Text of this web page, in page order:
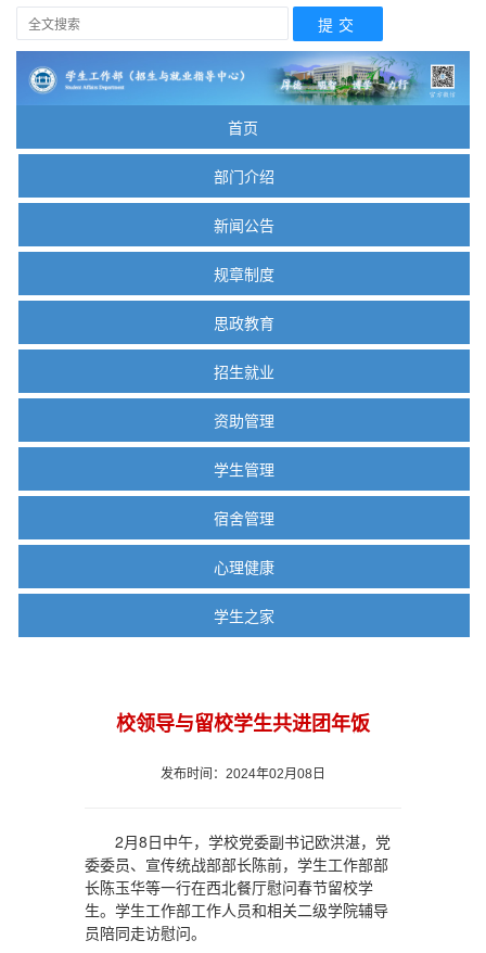
首页
部门介绍
新闻公告
规章制度
思政教育
招生就业
资助管理
学生管理
宿舍管理
心理健康
学生之家
校领导与留校学生共进团年饭
发布时间：2024年02月08日
2月8日中午，学校党委副书记欧洪湛，党
委委员、宣传统战部部长陈前，学生工作部部
长陈玉华等一行在西北餐厅慰问春节留校学
生。学生工作部工作人员和相关二级学院辅导
员陪同走访慰问。